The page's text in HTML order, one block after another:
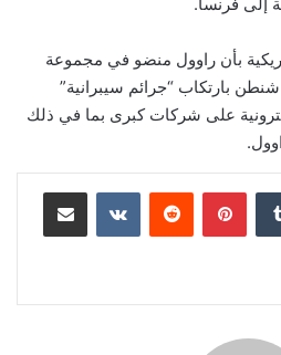
بأن راوول منضو في مجموعة
بارتكاب “جرائم سيبرانية”
على شركات كبرى بما في ذلك
بينتيريست مشاركة عبر البريد